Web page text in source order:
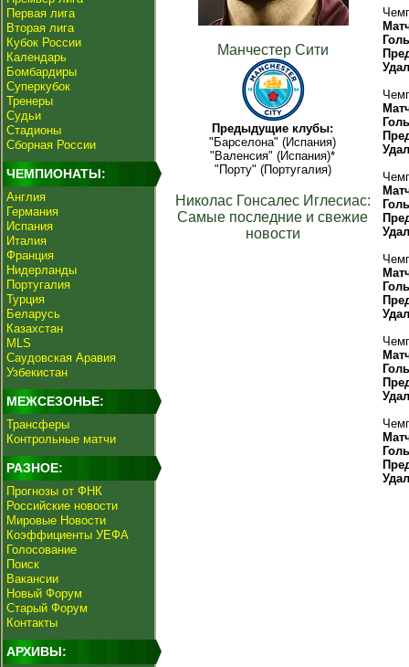
Первая лига
Вторая лига
Кубок России
Календарь
Бомбардиры
Суперкубок
Тренеры
Судьи
Стадионы
Сборная России
ЧЕМПИОНАТЫ:
Англия
Германия
Испания
Италия
Франция
Нидерланды
Португалия
Турция
Беларусь
Казахстан
MLS
Саудовская Аравия
Узбекистан
МЕЖСЕЗОНЬЕ:
Трансферы
Контрольные матчи
РАЗНОЕ:
Прогнозы от ФНК
Российские новости
Мировые Новости
Коэффициенты УЕФА
Голосование
Поиск
Вакансии
Новый Форум
Старый Форум
Контакты
АРХИВЫ:
Манчестер Сити
Предыдущие клубы:
"Барселона" (Испания)
"Валенсия" (Испания)*
"Порту" (Португалия)
Николас Гонсалес Иглесиас:
Самые последние и свежие
новости